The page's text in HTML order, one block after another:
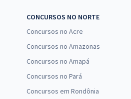
CONCURSOS NO NORTE
Concursos no Acre
Concursos no Amazonas
Concursos no Amapá
Concursos no Pará
Concursos em Rondônia